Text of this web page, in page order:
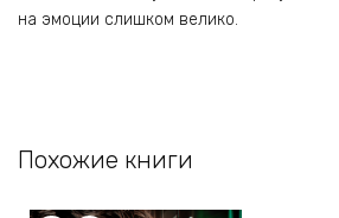
на эмоции слишком велико.
Похожие книги